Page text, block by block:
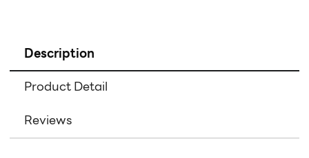
Description
Product Detail
Reviews